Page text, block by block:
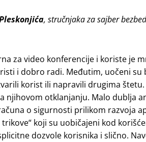
, stručnjaka za sajber
za video konferencije i koriste je
i dobro radi. Međutim, uočeni
korist ili napravili drugima
njihovom otklanjanju. Malo dublja
o sigurnosti prilikom razvoja
koji su uobičajeni kod
dozvole korisnika i slično.